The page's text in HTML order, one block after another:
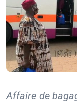
Affaire de